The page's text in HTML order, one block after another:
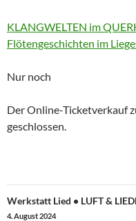
More
information
KLANGWELTEN im
Flötengeschichten im
Nur noch
Der Online-Ticketverkauf
geschlossen.
Werkstatt Lied • LUFT &
4. August 2024